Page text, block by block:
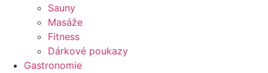
Sauny
Masáže
Fitness
Dárkové poukazy​
Gastronomie